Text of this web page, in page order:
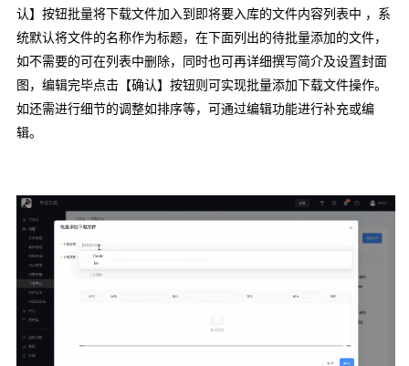
认】按钮批量将下载文件加入到即将要入库的文件内容列表中 ，系
统默认将文件的名称作为标题，在下面列出的待批量添加的文件，
如不需要的可在列表中删除，同时也可再详细撰写简介及设置封面
图，编辑完毕点击【确认】按钮则可实现批量添加下载文件操作。
如还需进行细节的调整如排序等，可通过编辑功能进行补充或编
辑。